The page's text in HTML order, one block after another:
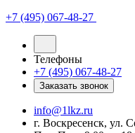
+7 (495) 067-48-27
Телефоны
+7 (495) 067-48-27
Заказать звонок
info@1lkz.ru
г. Воскресенск, ул.